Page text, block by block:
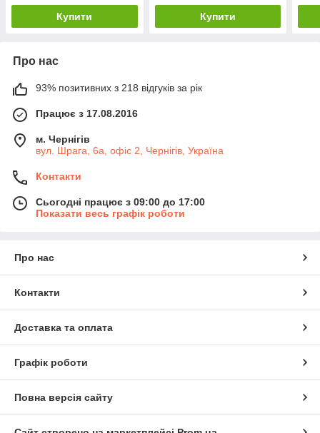
Купити Купити
Про нас
93% позитивних з 218 відгуків за рік
Працює з 17.08.2016
м. Чернігів
вул. Шрага, 6а, офіс 2, Чернігів, Україна
Контакти
Сьогодні працює з 09:00 до 17:00
Показати весь графік роботи
Про нас
Контакти
Доставка та оплата
Графік роботи
Повна версія сайту